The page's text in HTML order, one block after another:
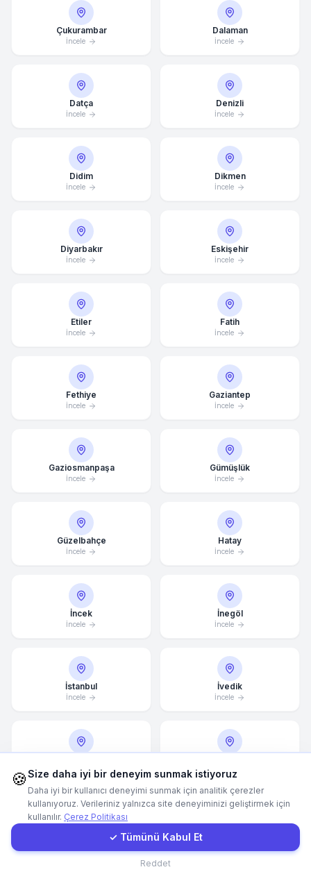
Çukurambar
İncele
Dalaman
İncele
Datça
İncele
Denizli
İncele
Didim
İncele
Dikmen
İncele
Diyarbakır
İncele
Eskişehir
İncele
Etiler
İncele
Fatih
İncele
Fethiye
İncele
Gaziantep
İncele
Gaziosmanpaşa
İncele
Gümüşlük
İncele
Güzelbahçe
İncele
Hatay
İncele
İncek
İncele
İnegöl
İncele
İstanbul
İncele
İvedik
İncele
İncele
Ortalama Yanıt Süresi: 15 Dakika
İletişim Formu
Müşteri Girişi
🍪Size daha iyi bir deneyim sunmak istiyoruz
Daha iyi bir kullanıcı deneyimi sunmak için analitik çerezler
kullanıyoruz. Verileriniz yalnızca site deneyiminizi geliştirmek için
kullanılır. Çerez Politikası
✓ Tümünü Kabul Et
Reddet